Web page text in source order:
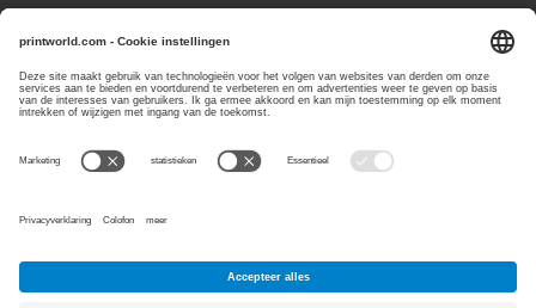
Vragen of aanmerkingen?
Wij zijn bereikbaar vanmaandag t/m
vrijdag van 8:00 tot 17:00 uur
0800-0227403
service@printworld.nl